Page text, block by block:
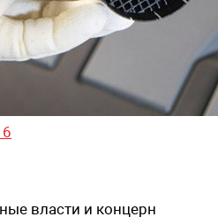
власти и концерн